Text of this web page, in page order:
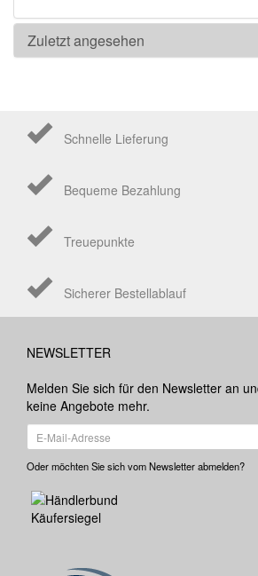
Zuletzt angesehen
Schnelle Lieferung
Bequeme Bezahlung
Treuepunkte
Sicherer Bestellablauf
NEWSLETTER
Melden Sie sich für den Newsletter an
keine Angebote mehr.
Oder möchten Sie sich vom Newsletter abmelden?